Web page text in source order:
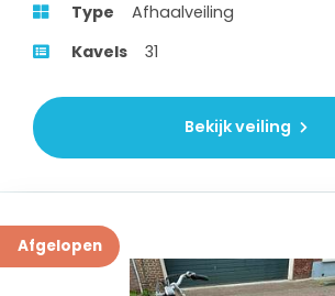
Type
Afhaalveiling
Kavels
31
Bekijk veiling
Afgelopen